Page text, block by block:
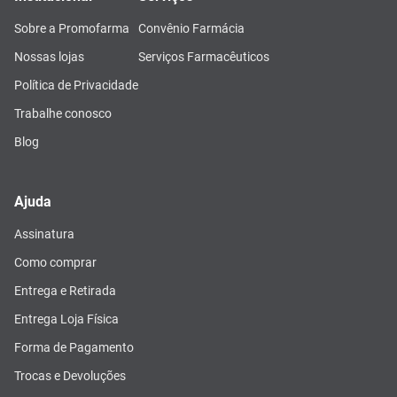
Sobre a Promofarma
Nossas lojas
Política de Privacidade
Trabalhe conosco
Blog
Convênio Farmácia
Serviços Farmacêuticos
Ajuda
Assinatura
Como comprar
Entrega e Retirada
Entrega Loja Física
Forma de Pagamento
Trocas e Devoluções